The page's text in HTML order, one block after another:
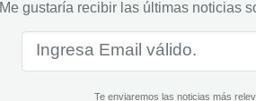
Me gustaría recibir las últimas noticias
Te enviaremos las noticias más